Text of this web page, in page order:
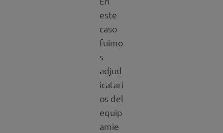
este
caso
fuimo
s
adjud
icatari
os del
equip
amie